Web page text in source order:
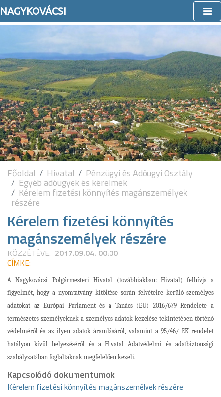
NAGYKOVÁCSI
Főoldal Hivatal Pénzügyi és Adóügyi Osztály
Egyéb adóügyek és kérelmek
Kérelem fizetési könnyítés magánszemélyek
részére
Kérelem fizetési könnyítés
magánszemélyek részére
KÖZZÉTÉVE: 2017.09.04. 00:00
CÍMKE:
A Nagykovácsi Polgármesteri Hivatal (továbbiakban: Hivatal) felhívja a
figyelmét, hogy a nyomtatvány kitöltése során felvételre kerülő személyes
adatokat az Európai Parlament és a Tanács (EU) 2016/679 Rendelete a
természetes személyeknek a személyes adatok kezelése tekintetében történő
védelméről és az ilyen adatok áramlásáról, valamint a 95/46/ EK rendelet
hatályon kívül helyezéséről és a Hivatal Adatvédelmi és adatbiztonsági
szabályzatában foglaltaknak megfelelően kezeli.
Kapcsolódó dokumentumok
Kérelem fizetési könnyítés magánszemélyek részére